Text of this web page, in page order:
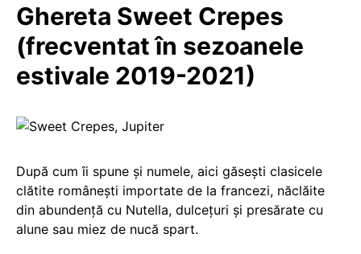
Ghereta Sweet Crepes
(frecventat în sezoanele
estivale 2019-2021)
După cum îi spune și numele, aici găsești clasicele
clătite românești importate de la francezi, năclăite
din abundență cu Nutella, dulcețuri și presărate cu
alune sau miez de nucă spart.